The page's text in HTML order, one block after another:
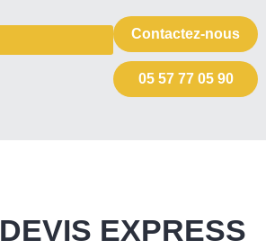
Contactez-nous
05 57 77 05 90
DEVIS EXPRESS